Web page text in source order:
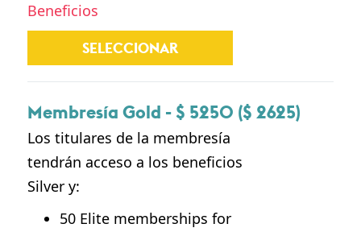
Beneficios
SELECCIONAR
Membresía Gold - $ 5250 ($ 2625)
Los titulares de la membresía
tendrán acceso a los beneficios
Silver y:
50 Elite memberships for